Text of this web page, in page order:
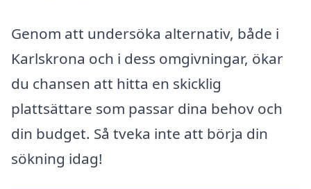
Genom att undersöka alternativ, både i
Karlskrona och i dess omgivningar, ökar
du chansen att hitta en skicklig
plattsättare som passar dina behov och
din budget. Så tveka inte att börja din
sökning idag!